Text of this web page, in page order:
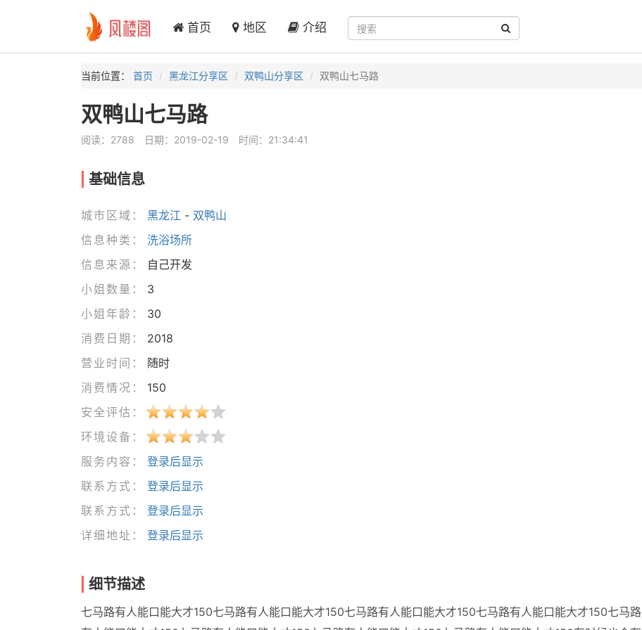
首页 地区 介绍
当前位置： 首页 黑龙江分享区 双鸭山分享区 双鸭山七马路
双鸭山七马路
阅读：2788 日期：2019-02-19 时间：21:34:41
基础信息
城市区域： 黑龙江 - 双鸭山
信息种类：
洗浴场所
信息来源：
自己开发
小姐数量：
3
小姐年龄：
30
消费日期：
2018
营业时间：
随时
消费情况：
150
安全评估：
环境设备：
服务内容：
登录后显示
联系方式：
登录后显示
联系方式：
登录后显示
详细地址：
登录后显示
细节描述
七马路有人能口能大才150七马路有人能口能大才150七马路有人能口能大才150七马路有人能口能大才150七马路